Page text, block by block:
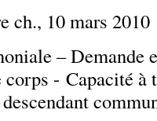
ch., 10 mars 2010
– Demande
corps - Capacité à